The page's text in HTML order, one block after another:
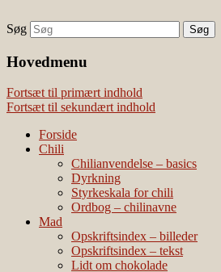
Наши партнеры
лучшие займы
Vivis chili
chili – dyrkning og mad
Søg
Hovedmenu
Fortsæt til primært indhold
Fortsæt til sekundært indhold
Forside
Chili
Chilianvendelse – basics
Dyrkning
Styrkeskala for chili
Ordbog – chilinavne
Mad
Opskriftsindex – billeder
Opskriftsindex – tekst
Lidt om chokolade